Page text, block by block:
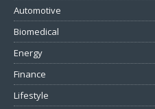
Automotive
Biomedical
Energy
Finance
Lifestyle